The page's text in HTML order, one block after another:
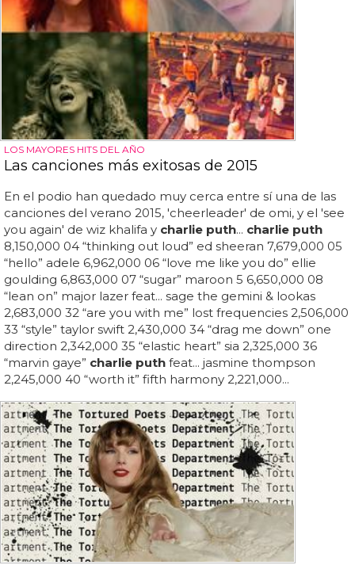
LOS MAYORES HITS DEL AÑO
Las canciones más exitosas de 2015
En el podio han quedado muy cerca entre sí una de las
canciones del verano 2015, 'cheerleader' de omi, y el 'see
you again' de wiz khalifa y charlie puth... charlie puth
8,150,000 04 “thinking out loud” ed sheeran 7,679,000 05
“hello” adele 6,962,000 06 “love me like you do” ellie
goulding 6,863,000 07 “sugar” maroon 5 6,650,000 08
“lean on” major lazer feat... sage the gemini & lookas
2,683,000 32 “are you with me” lost frequencies 2,506,000
33 “style” taylor swift 2,430,000 34 “drag me down” one
direction 2,342,000 35 “elastic heart” sia 2,325,000 36
“marvin gaye” charlie puth feat... jasmine thompson
2,245,000 40 “worth it” fifth harmony 2,221,000...